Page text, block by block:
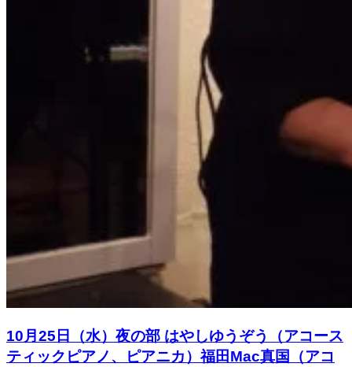
10月25日（水）夜の部 はやしゆうぞう（アコース
ティックピアノ、ピアニカ）福田Mac真国（アコ